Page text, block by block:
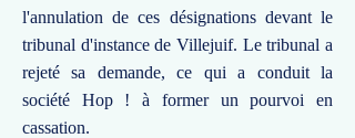
l'annulation de ces désignations devant le
tribunal d'instance de Villejuif. Le tribunal a
rejeté sa demande, ce qui a conduit la
société Hop ! à former un pourvoi en
cassation.